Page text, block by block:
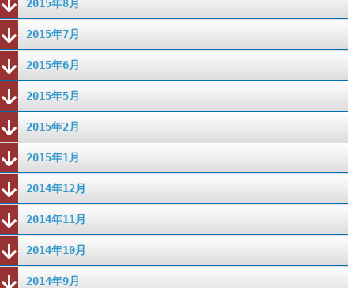
2015年8月
2015年7月
2015年6月
2015年5月
2015年2月
2015年1月
2014年12月
2014年11月
2014年10月
2014年9月